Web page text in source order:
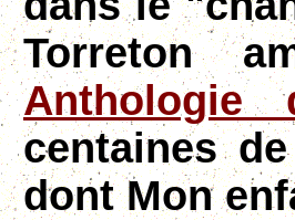
Torreton
Anthologie
centaines
dont Mon